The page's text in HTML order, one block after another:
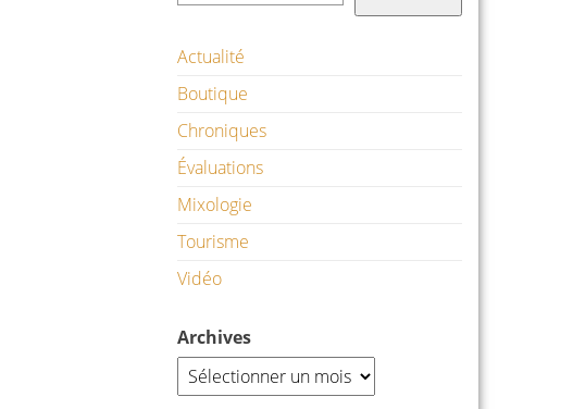
Actualité
Boutique
Chroniques
Évaluations
Mixologie
Tourisme
Vidéo
Archives